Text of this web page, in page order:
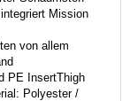
Mission
von allem
PE InsertThigh
Polyester /